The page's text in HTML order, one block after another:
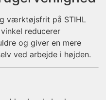
værktøjsfrit på STIHL
reducerer
og giver en mere
ved arbejde i højden.